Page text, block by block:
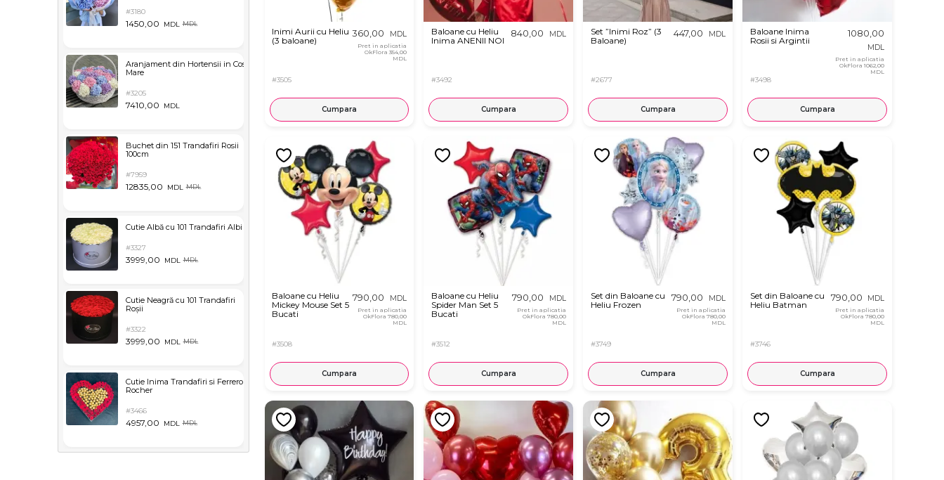
#3180
1450,00 MDL MDL
Aranjament din Hortensii in Cos
Mare
#3205
7410,00 MDL
Buchet din 151 Trandafiri Rosii
100cm
#7959
12835,00 MDL MDL
Cutie Albă cu 101 Trandafiri Albi
#3327
3999,00 MDL MDL
Cutie Neagră cu 101 Trandafiri
Roșii
#3322
3999,00 MDL MDL
Cutie Inima Trandafiri si Ferrero
Rocher
#3466
4957,00 MDL MDL
Inimi Aurii cu Heliu
(3 baloane)
#3505
360,00 MDL
Pret in aplicatia
OkFlora 354,00
MDL
Cumpara
Baloane cu Heliu
Inima ANENII NOI
#3492
840,00 MDL
Cumpara
Set ”Inimi Roz” (3
Baloane)
#2677
447,00 MDL
Cumpara
Baloane Inima
Rosii si Argintii
#3498
1080,00
MDL
Pret in aplicatia
OkFlora1062,00
MDL
Cumpara
Baloane cu Heliu
Mickey Mouse Set 5
Bucati
#3508
790,00 MDL
Pret in aplicatia
OkFlora 780,00
MDL
Cumpara
Baloane cu Heliu
Spider Man Set 5
Bucati
#3512
790,00 MDL
Pret in aplicatia
OkFlora 780,00
MDL
Cumpara
Set din Baloane cu
Heliu Frozen
#3749
790,00 MDL
Pret in aplicatia
OkFlora 780,00
MDL
Cumpara
Set din Baloane cu
Heliu Batman
#3746
790,00 MDL
Pret in aplicatia
OkFlora780,00
MDL
Cumpara